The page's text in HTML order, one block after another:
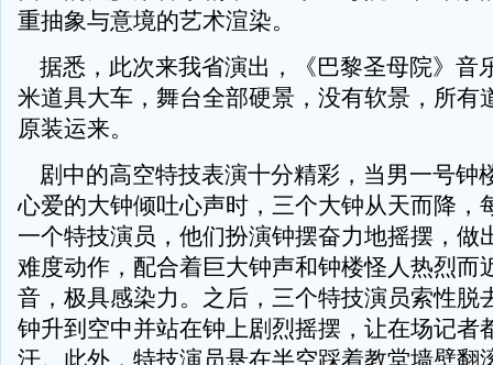
重抽象与意境的艺术渲染。
据悉，此次来我省演出，《巴黎圣母院》音
米道具大车，舞台全部硬景，没有软景，所有
原装运来。
剧中的高空特技表演十分精彩，当男一号钟
心爱的大钟倾吐心声时，三个大钟从天而降，
一个特技演员，他们扮演钟摆奋力地摇摆，做
难度动作，配合着巨大钟声和钟楼怪人热烈而
音，极具感染力。之后，三个特技演员索性脱
钟升到空中并站在钟上剧烈摇摆，让在场记者
汗。此外，特技演员悬在半空踩着教堂墙壁翻